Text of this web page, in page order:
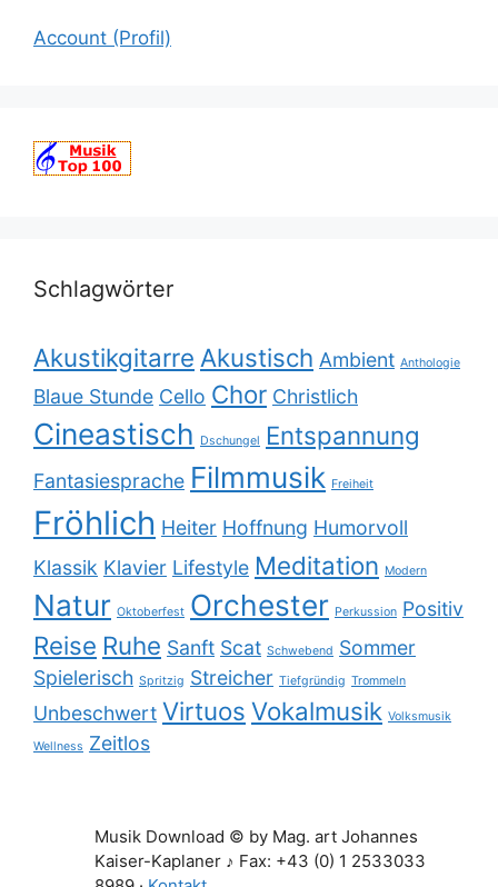
Account (Profil)
Schlagwörter
Akustikgitarre Akustisch Ambient Anthologie
Blaue Stunde Cello Chor Christlich
Cineastisch Dschungel Entspannung
Fantasiesprache Filmmusik Freiheit
Fröhlich Heiter Hoffnung Humorvoll
Klassik Klavier Lifestyle Meditation Modern
Natur Oktoberfest Orchester Perkussion Positiv
Reise Ruhe Sanft Scat Schwebend Sommer
Spielerisch Spritzig Streicher Tiefgründig Trommeln
Unbeschwert Virtuos Vokalmusik Volksmusik
Wellness Zeitlos
Musik Download © by Mag. art Johannes
Kaiser-Kaplaner ♪ Fax: +43 (0) 1 2533033